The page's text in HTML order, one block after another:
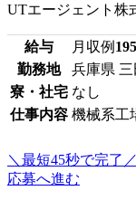
UTエージェント株
給与 月収例
勤務地
兵庫県
寮・社宅 なし
仕事内容 機械系工
＼最短45秒で完了／
応募へ進む